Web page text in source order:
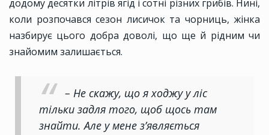
додому десятки літрів ягід і сотні різних грибів. Нині,
коли розпочався сезон лисичок та чорниць, жінка
назбирує цього добра доволі, що ще й рідним чи
знайомим залишається.
– Не скажу, що я ходжу у ліс
тільки задля того, щоб щось там
знайти. Але у мене з’являється